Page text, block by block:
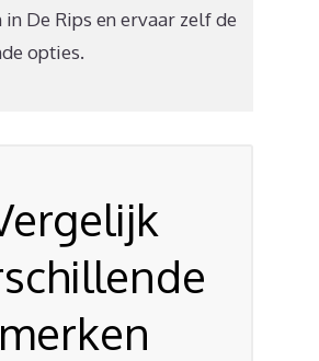
De Rips en ervaar zelf de
opties.
merken